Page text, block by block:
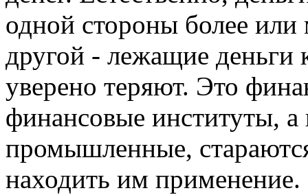
одной стороны более
другой - лежащие
уверено теряют. Это
финансовые институты, а
промышленные,
находить им применение.